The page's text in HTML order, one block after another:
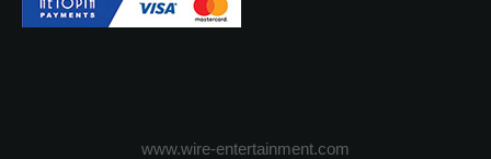
www.wire-entertainment.com